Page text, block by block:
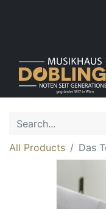
All Products Das